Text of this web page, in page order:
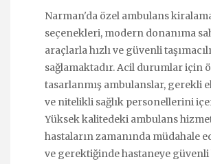
Narman'da özel ambulans
seçenekleri, modern donanıma
araçlarla hızlı ve güvenli
sağlamaktadır. Acil durumlar için
tasarlanmış ambulanslar, gerekli
ve nitelikli sağlık personellerini
Yüksek kalitedeki ambulans
hastaların zamanında müdahale
ve gerektiğinde hastaneye